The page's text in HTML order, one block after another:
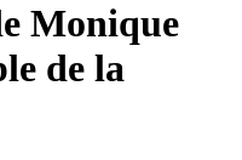
Monique
de la